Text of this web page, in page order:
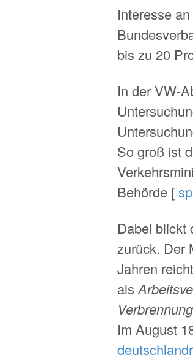
Interesse
bis zu 20
In der VW-
So groß ist
Behörde [
Dabei blickt
zurück. Der
Jahren
als
Im August